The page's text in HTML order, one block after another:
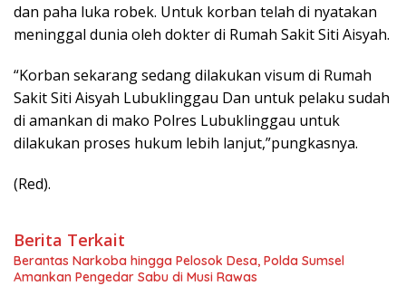
dan paha luka robek. Untuk korban telah di nyatakan
meninggal dunia oleh dokter di Rumah Sakit Siti Aisyah.
“Korban sekarang sedang dilakukan visum di Rumah
Sakit Siti Aisyah Lubuklinggau Dan untuk pelaku sudah
di amankan di mako Polres Lubuklinggau untuk
dilakukan proses hukum lebih lanjut,”pungkasnya.
(Red).
Berita Terkait
Berantas Narkoba hingga Pelosok Desa, Polda Sumsel
Amankan Pengedar Sabu di Musi Rawas